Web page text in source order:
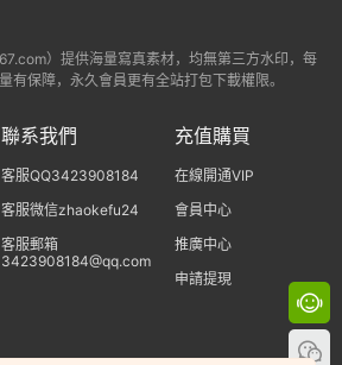
）提供海量寫真素材，均無第三方水印，每
有保障，永久會員更有全站打包下載權限。
聯系我們
客服QQ3423908184
客服微信zhaokefu24
客服郵箱
3423908184@qq.com
充值購買
在線開通VIP
會員中心
推廣中心
申請提現